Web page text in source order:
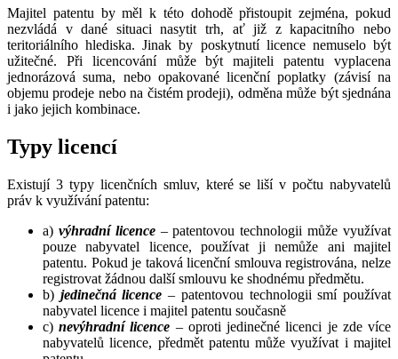
Majitel patentu by měl k této dohodě přistoupit zejména, pokud
nezvládá v dané situaci nasytit trh, ať již z kapacitního nebo
teritoriálního hlediska. Jinak by poskytnutí licence nemuselo být
užitečné. Při licencování může být majiteli patentu vyplacena
jednorázová suma, nebo opakované licenční poplatky (závisí na
objemu prodeje nebo na čistém prodeji), odměna může být sjednána
i jako jejich kombinace.
Typy licencí
Existují 3 typy licenčních smluv, které se liší v počtu nabyvatelů
práv k využívání patentu:
a) výhradní licence– patentovou technologii může využívat
pouze nabyvatel licence, používat ji nemůže ani majitel
patentu. Pokud je taková licenční smlouva registrována, nelze
registrovat žádnou další smlouvu ke shodnému předmětu.
b) jedinečná licence – patentovou technologii smí používat
nabyvatel licence i majitel patentu současně
c)nevýhradní licence – oproti jedinečné licenci je zde více
nabyvatelů licence, předmět patentu může využívat i majitel